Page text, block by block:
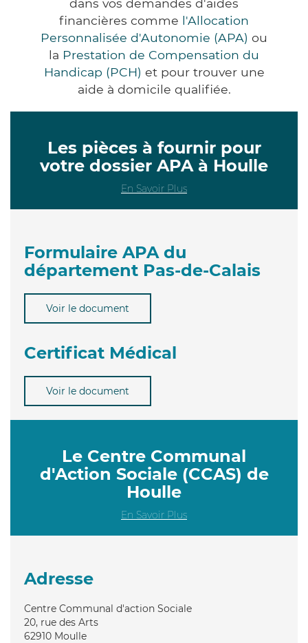
dans vos demandes d'aides
financières comme l'Allocation
Personnalisée d'Autonomie (APA) ou
la Prestation de Compensation du
Handicap (PCH) et pour trouver une
aide à domicile qualifiée.
Les pièces à fournir pour
votre dossier APA à Houlle
En Savoir Plus
Formulaire APA du
département Pas-de-Calais
Voir le document
Certificat Médical
Voir le document
Le Centre Communal
d'Action Sociale (CCAS) de
Houlle
En Savoir Plus
Adresse
Centre Communal d'action Sociale
20, rue des Arts
62910 Moulle